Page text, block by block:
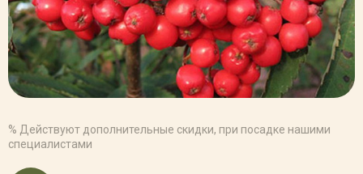
% Действуют дополнительные скидки, при посадке нашими
специалистами